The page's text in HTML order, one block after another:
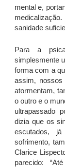
mental e,
sanidade
Para a
simplesmente
forma com a
assim,
atormentam,
o outro e o
ultrapassado
dizia que os
escutados,
sofrimento,
Clarice
parecido: